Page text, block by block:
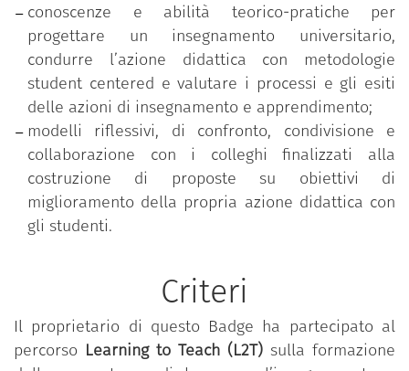
conoscenze e abilità teorico-pratiche per
progettare un insegnamento universitario,
condurre l’azione didattica con metodologie
student centered e valutare i processi e gli esiti
delle azioni di insegnamento e apprendimento;
modelli riflessivi, di confronto, condivisione e
collaborazione con i colleghi finalizzati alla
costruzione di proposte su obiettivi di
miglioramento della propria azione didattica con
gli studenti.
Criteri
Il proprietario di questo Badge ha partecipato al
percorso Learning to Teach (L2T) sulla formazione